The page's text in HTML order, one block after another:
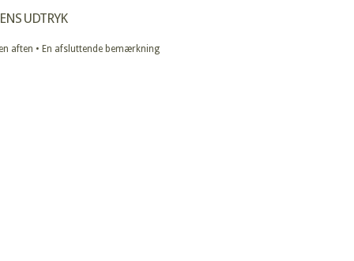
UDTRYK
aften • En afsluttende bemærkning